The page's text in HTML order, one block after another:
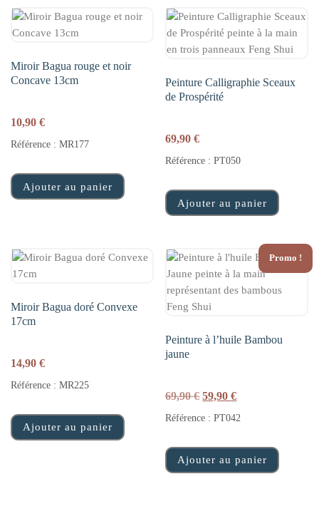
Miroir Bagua rouge et noir
Concave 13cm
10,90 €
Référence : MR177
Ajouter au panier
Peinture Calligraphie Sceaux
de Prospérité
69,90€
Référence : PT050
Ajouter au panier
Miroir Bagua doré Convexe
17cm
14,90 €
Référence : MR225
Ajouter au panier
Promo !
Peinture à l’huile Bambou
jaune
69,90€ Le prix initial était :
59,90€Le prix actuel
Référence : PT042
Ajouter au panier